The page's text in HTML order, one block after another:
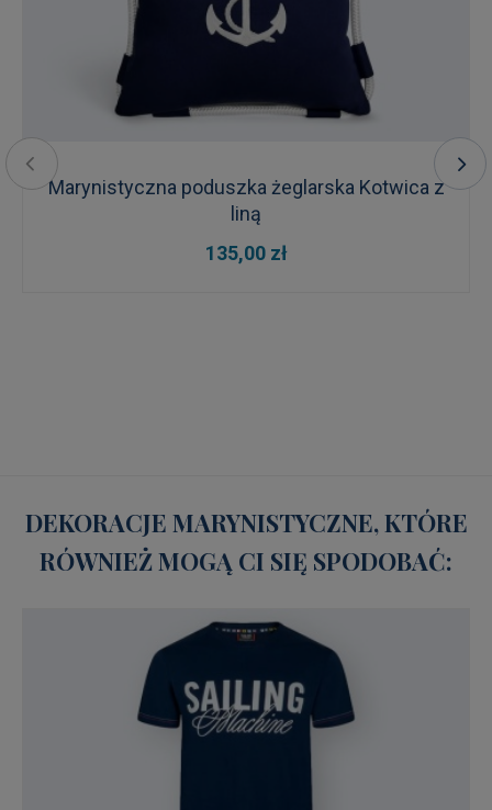
Marynistyczna poduszka żeglarska Kotwica z
liną
135,00 zł
DEKORACJE MARYNISTYCZNE, KTÓRE
RÓWNIEŻ MOGĄ CI SIĘ SPODOBAĆ: